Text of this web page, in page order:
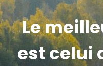
Le
est celui